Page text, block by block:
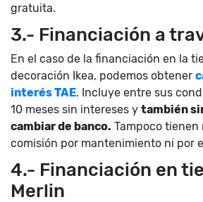
gratuita.
3.- Financiación a
En el caso de la financiación en la
decoración Ikea, podemos obtener
interés TAE. Incluye entre sus
10 meses sin intereses y también
cambiar de banco. Tampoco
comisión por mantenimiento ni por
4.- Financiación en
Merlin